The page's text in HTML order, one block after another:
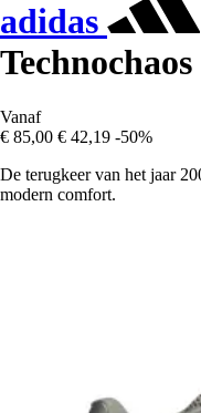
adidas
Technochaos
Vanaf
€ 85,00 € 42,19 -50%
De terugkeer van het jaar
modern comfort.